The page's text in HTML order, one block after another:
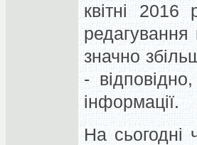
квітні
значно
-
інформації.
На сьогодні